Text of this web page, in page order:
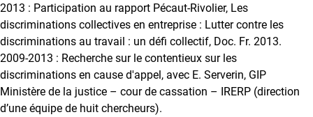
2013 : Participation au rapport Pécaut-Rivolier, Les
discriminations collectives en entreprise : Lutter contre les
discriminations au travail : un défi collectif, Doc. Fr. 2013.
2009-2013 : Recherche sur le contentieux sur les
discriminations en cause d'appel, avec E. Serverin, GIP
Ministère de la justice – cour de cassation – IRERP (direction
d’une équipe de huit chercheurs).